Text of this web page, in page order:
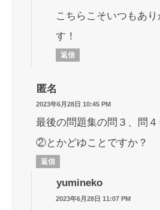
こちらこそいつもあ
す！
返信
匿名
2023年6月28日 10:45 PM
最後の問題集の問３、問
②とかどゆことですか？
返信
yumineko
2023年6月28日 11:07 PM